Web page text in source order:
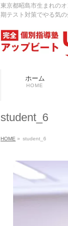
東京都昭島市生まれの
期テスト対策でやる気
ホーム
HOME
student_6
HOME » student_6